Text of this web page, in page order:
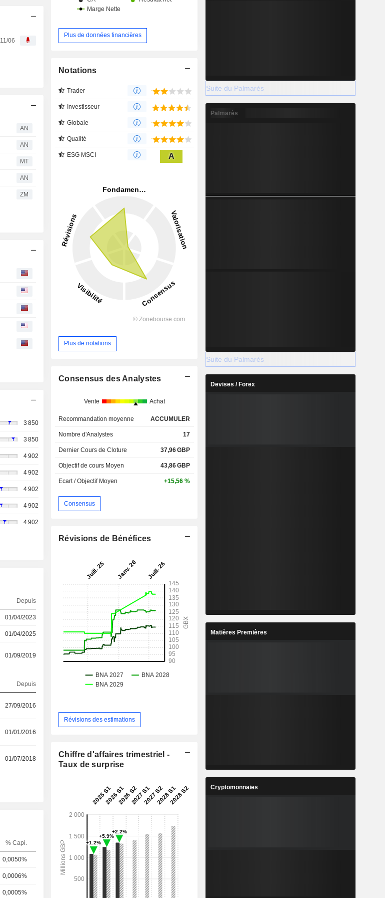
11/06
AN
AN
MT
AN
ZM
3 850
3 850
4 902
4 902
4 902
4 902
4 902
Depuis
01/04/2023
01/04/2025
01/09/2019
Depuis
27/09/2016
01/01/2016
01/07/2018
% Capi.
0,0050%
0,0006%
0,0005%
Plus de données financières
Notations
Trader
Investisseur
Globale
Qualité
ESG MSCI A
Plus de notations
Consensus des Analystes
Vente Achat
Recommandation moyenne ACCUMULER
Nombre d'Analystes 17
Dernier Cours de Cloture 37,96GBP
Objectif de cours Moyen 43,86GBP
Ecart / Objectif Moyen +15,56 %
Consensus
Révisions de Bénéfices
Révisions des estimations
Chiffre d'affaires trimestriel -
Taux de surprise
Suite du Palmarès
Palmarès
Suite du Palmarès
Devises / Forex
Matières Premières
Cryptomonnaies